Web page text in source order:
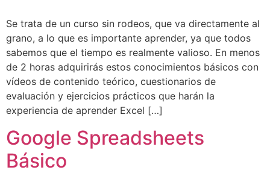
Se trata de un curso sin rodeos, que va directamente al
grano, a lo que es importante aprender, ya que todos
sabemos que el tiempo es realmente valioso. En menos
de 2 horas adquirirás estos conocimientos básicos con
vídeos de contenido teórico, cuestionarios de
evaluación y ejercicios prácticos que harán la
experiencia de aprender Excel […]
Google Spreadsheets
Básico